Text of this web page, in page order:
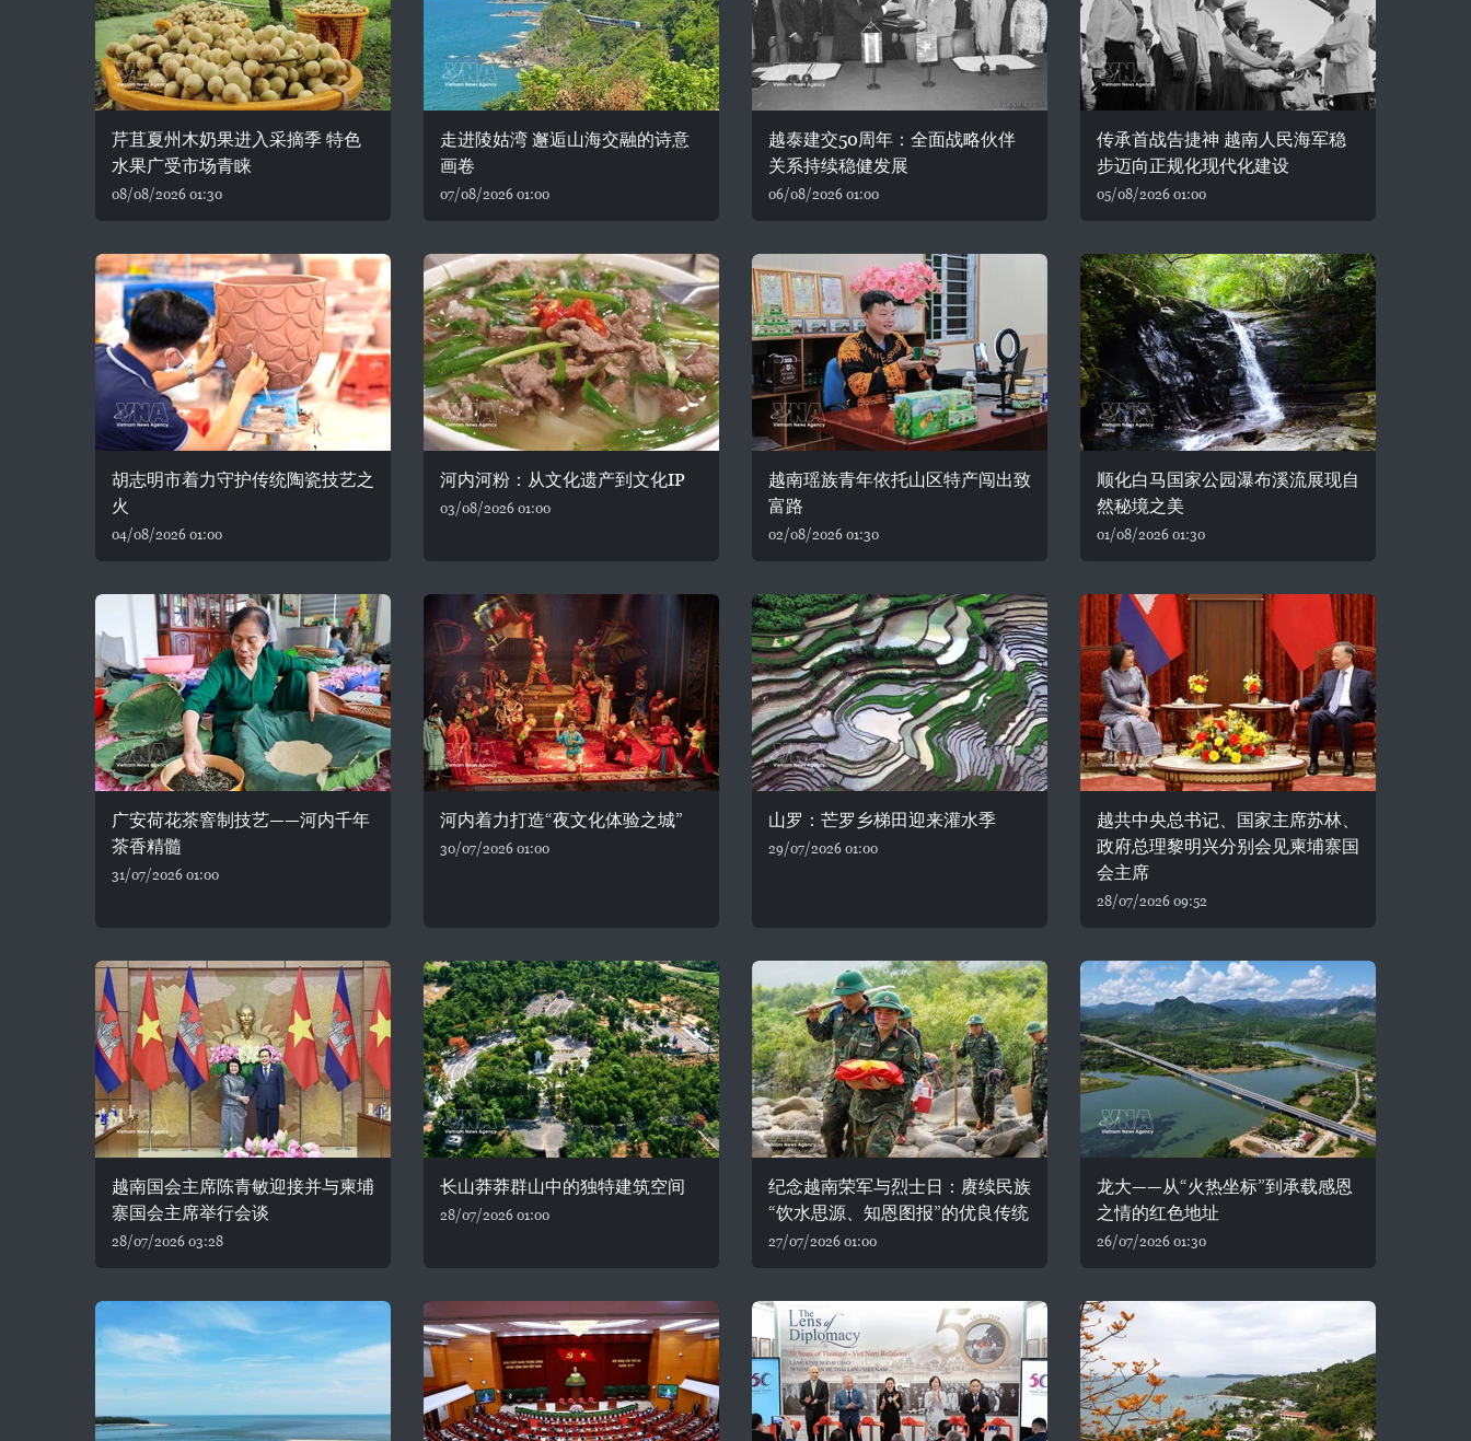
芹苴夏州木奶果进入采摘季 特色
水果广受市场青睐
08/08/2026 01:30
走进陵姑湾 邂逅山海交融的诗意
画卷
07/08/2026 01:00
越泰建交50周年：全面战略伙伴
关系持续稳健发展
06/08/2026 01:00
传承首战告捷神 越南人民海军稳
步迈向正规化现代化建设
05/08/2026 01:00
胡志明市着力守护传统陶瓷技艺之
火
04/08/2026 01:00
河内河粉：从文化遗产到文化IP
03/08/2026 01:00
越南瑶族青年依托山区特产闯出致
富路
02/08/2026 01:30
顺化白马国家公园瀑布溪流展现自
然秘境之美
01/08/2026 01:30
广安荷花茶窨制技艺——河内千年
茶香精髓
31/07/2026 01:00
河内着力打造“夜文化体验之城”
30/07/2026 01:00
山罗：芒罗乡梯田迎来灌水季
29/07/2026 01:00
越共中央总书记、国家主席苏林、
政府总理黎明兴分别会见柬埔寨国
会主席
28/07/2026 09:52
越南国会主席陈青敏迎接并与柬埔
寨国会主席举行会谈
28/07/2026 03:28
长山莽莽群山中的独特建筑空间
28/07/2026 01:00
纪念越南荣军与烈士日：赓续民族
“饮水思源、知恩图报”的优良传统
27/07/2026 01:00
龙大——从“火热坐标”到承载感恩
之情的红色地址
26/07/2026 01:30